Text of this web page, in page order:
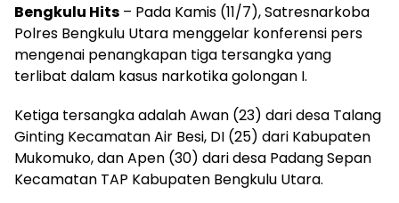
Bengkulu Hits – Pada Kamis (11/7), Satresnarkoba
Polres Bengkulu Utara menggelar konferensi pers
mengenai penangkapan tiga tersangka yang
terlibat dalam kasus narkotika golongan I.
Ketiga tersangka adalah Awan (23) dari desa Talang
Ginting Kecamatan Air Besi, DI (25) dari Kabupaten
Mukomuko, dan Apen (30) dari desa Padang Sepan
Kecamatan TAP Kabupaten Bengkulu Utara.